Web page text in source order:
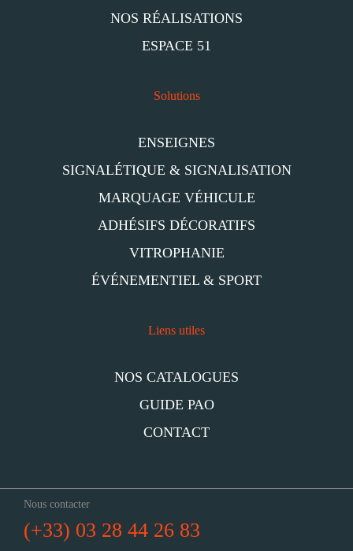
NOS RÉALISATIONS
ESPACE 51
Solutions
ENSEIGNES
SIGNALÉTIQUE & SIGNALISATION
MARQUAGE VÉHICULE
ADHÉSIFS DÉCORATIFS
VITROPHANIE
ÉVÉNEMENTIEL & SPORT
Liens utiles
NOS CATALOGUES
GUIDE PAO
CONTACT
Nous contacter
(+33) 03 28 44 26 83